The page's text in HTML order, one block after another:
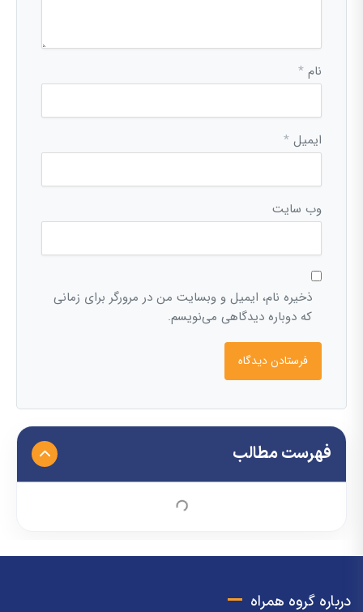
نام *
ایمیل *
وب‌ سایت
ذخیره نام، ایمیل و وبسایت من در مرورگر برای زمانی
که دوباره دیدگاهی می‌نویسم.
فهرست مطالب
درباره گروه همراه